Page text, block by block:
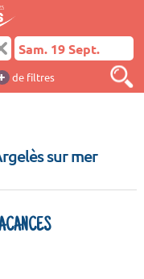
de filtres
sur mer